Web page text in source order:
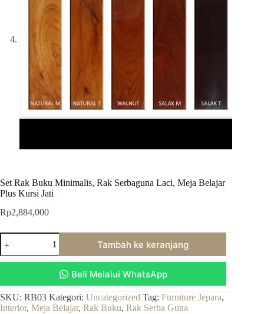
Set Rak Buku Minimalis, Rak Serbaguna Laci, Meja Belajar
Plus Kursi Jati
Rp2,884,000
Kuantitas
Set
Rak
Rak
Serbaguna
Laci,
Tambah ke keranjang
Beli Melalui WhatsApp
SKU: RB03 Kategori: Uncategorized Tag: Furniture Jepara,
Interior, Meja Belajar, Rak Buku, Rak Serba Guna